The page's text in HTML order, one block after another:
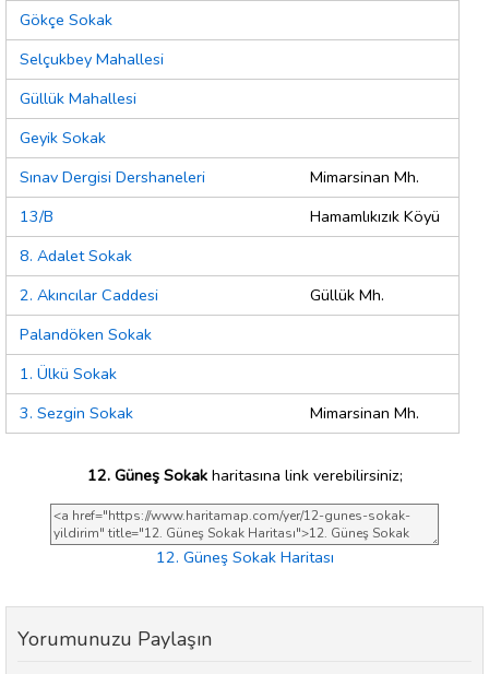
Gökçe Sokak
Selçukbey Mahallesi
Güllük Mahallesi
Geyik Sokak
Sınav Dergisi Dershaneleri
Mimarsinan Mh.
13/B
Hamamlıkızık Köyü
8. Adalet Sokak
2. Akıncılar Caddesi
Güllük Mh.
Palandöken Sokak
1. Ülkü Sokak
3. Sezgin Sokak
Mimarsinan Mh.
12. Güneş Sokakharitasına link verebilirsiniz;
12. Güneş Sokak Haritası
Yorumunuzu Paylaşın